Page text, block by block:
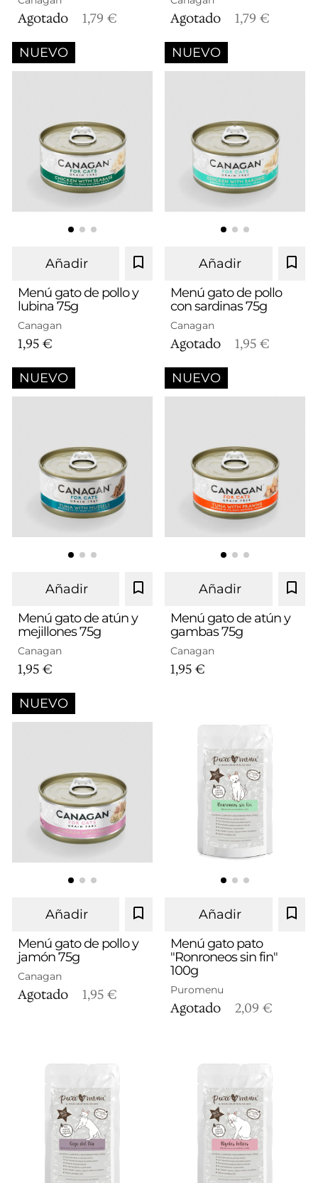
Agotado 1,79 € Agotado 1,79 €
NUEVO
Añadir
Menú gato de pollo y
lubina 75g
Canagan
1,95 €
NUEVO
Añadir
Menú gato de pollo
con sardinas 75g
Canagan
Agotado 1,95 €
NUEVO
Añadir
Menú gato de atún y
mejillones 75g
Canagan
1,95 €
NUEVO
Añadir
Menú gato de atún y
gambas 75g
Canagan
1,95 €
NUEVO
Añadir
Menú gato de pollo y
jamón 75g
Canagan
Agotado 1,95 €
Añadir
Menú gato pato
"Ronroneos sin fin"
100g
Puromenu
Agotado 2,09 €